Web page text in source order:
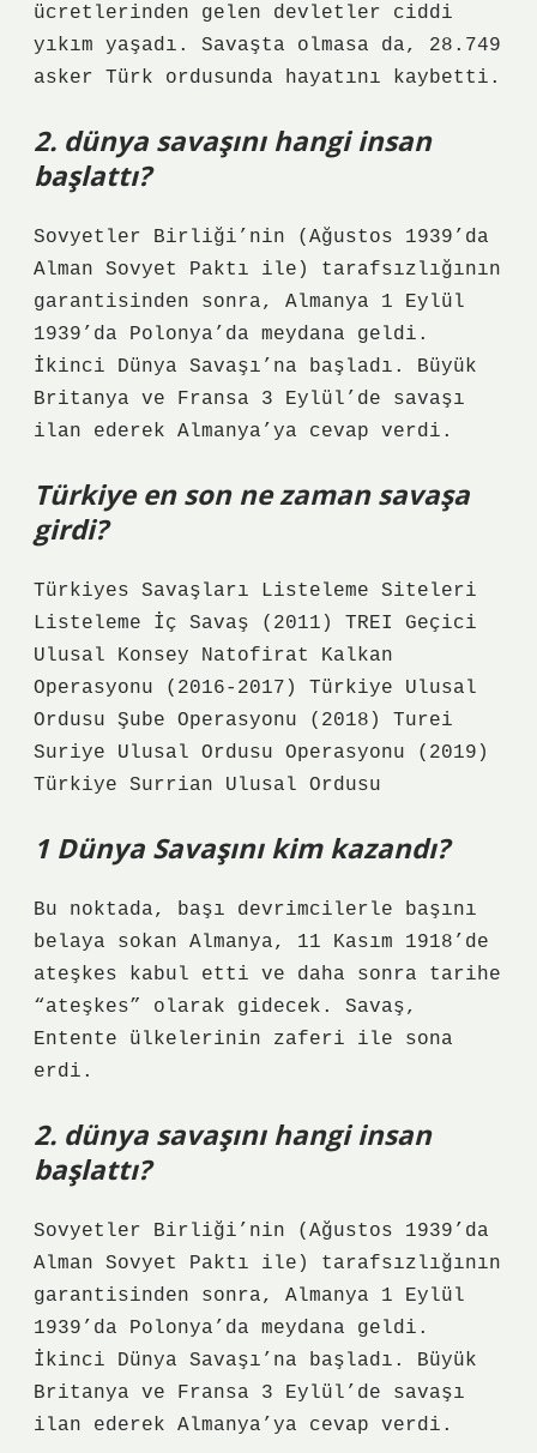
ücretlerinden gelen devletler ciddi
yıkım yaşadı. Savaşta olmasa da, 28.749
asker Türk ordusunda hayatını kaybetti.
2. dünya savaşını hangi insan
başlattı?
Sovyetler Birliği’nin (Ağustos 1939’da
Alman Sovyet Paktı ile) tarafsızlığının
garantisinden sonra, Almanya 1 Eylül
1939’da Polonya’da meydana geldi.
İkinci Dünya Savaşı’na başladı. Büyük
Britanya ve Fransa 3 Eylül’de savaşı
ilan ederek Almanya’ya cevap verdi.
Türkiye en son ne zaman savaşa
girdi?
Türkiyes Savaşları Listeleme Siteleri
Listeleme İç Savaş (2011) TREI Geçici
Ulusal Konsey Natofirat Kalkan
Operasyonu (2016-2017) Türkiye Ulusal
Ordusu Şube Operasyonu (2018) Turei
Suriye Ulusal Ordusu Operasyonu (2019)
Türkiye Surrian Ulusal Ordusu
1 Dünya Savaşını kim kazandı?
Bu noktada, başı devrimcilerle başını
belaya sokan Almanya, 11 Kasım 1918’de
ateşkes kabul etti ve daha sonra tarihe
“ateşkes” olarak gidecek. Savaş,
Entente ülkelerinin zaferi ile sona
erdi.
2. dünya savaşını hangi insan
başlattı?
Sovyetler Birliği’nin (Ağustos 1939’da
Alman Sovyet Paktı ile) tarafsızlığının
garantisinden sonra, Almanya 1 Eylül
1939’da Polonya’da meydana geldi.
İkinci Dünya Savaşı’na başladı. Büyük
Britanya ve Fransa 3 Eylül’de savaşı
ilan ederek Almanya’ya cevap verdi.